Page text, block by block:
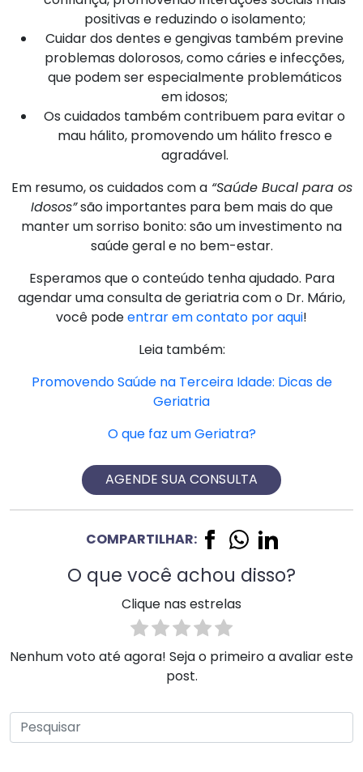
positivas e reduzindo o isolamento;
Cuidar dos dentes e gengivas também previne
problemas dolorosos, como cáries e infecções,
que podem ser especialmente problemáticos
em idosos;
Os cuidados também contribuem para evitar o
mau hálito, promovendo um hálito fresco e
agradável.
Em resumo, os cuidados com a“Saúde Bucal para os
Idosos”são importantes para bem mais do que
manter um sorriso bonito: são um investimento na
saúde geral e no bem-estar.
Esperamos que o conteúdo tenha ajudado. Para
agendar uma consulta de geriatria com o Dr. Mário,
você podeentrar em contato por aqui!
Leia também:
Promovendo Saúde na Terceira Idade: Dicas de
Geriatria
O que faz um Geriatra?
AGENDE SUA CONSULTA
COMPARTILHAR:
O que você achou disso?
Clique nas estrelas
Nenhum voto até agora! Seja o primeiro a avaliar este
post.